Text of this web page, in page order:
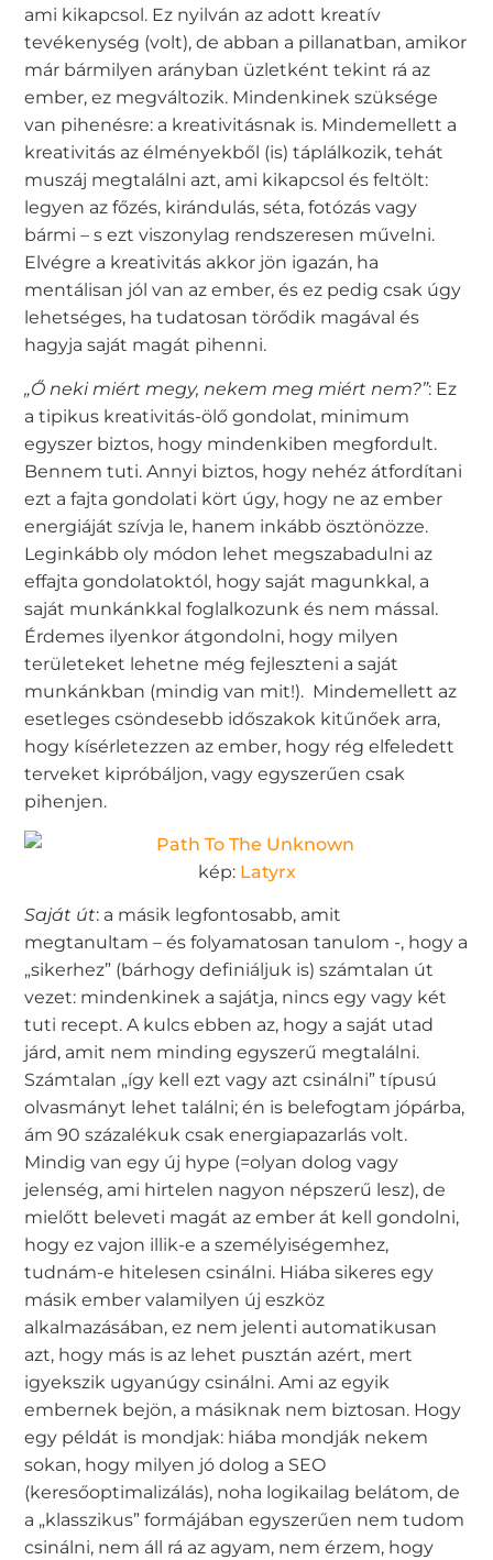
ami kikapcsol. Ez nyilván az adott kreatív
tevékenység (volt), de abban a pillanatban, amikor
már bármilyen arányban üzletként tekint rá az
ember, ez megváltozik. Mindenkinek szüksége
van pihenésre: a kreativitásnak is. Mindemellett a
kreativitás az élményekből (is) táplálkozik, tehát
muszáj megtalálni azt, ami kikapcsol és feltölt:
legyen az főzés, kirándulás, séta, fotózás vagy
bármi – s ezt viszonylag rendszeresen művelni.
Elvégre a kreativitás akkor jön igazán, ha
mentálisan jól van az ember, és ez pedig csak úgy
lehetséges, ha tudatosan törődik magával és
hagyja saját magát pihenni.
„Ő neki miért megy, nekem meg miért nem?”: Ez
a tipikus kreativitás-ölő gondolat, minimum
egyszer biztos, hogy mindenkiben megfordult.
Bennem tuti. Annyi biztos, hogy nehéz átfordítani
ezt a fajta gondolati kört úgy, hogy ne az ember
energiáját szívja le, hanem inkább ösztönözze.
Leginkább oly módon lehet megszabadulni az
effajta gondolatoktól, hogy saját magunkkal, a
saját munkánkkal foglalkozunk és nem mással.
Érdemes ilyenkor átgondolni, hogy milyen
területeket lehetne még fejleszteni a saját
munkánkban (mindig van mit!). Mindemellett az
esetleges csöndesebb időszakok kitűnőek arra,
hogy kísérletezzen az ember, hogy rég elfeledett
terveket kipróbáljon, vagy egyszerűen csak
pihenjen.
kép: Latyrx
Saját út: a másik legfontosabb, amit
megtanultam – és folyamatosan tanulom -, hogy a
„sikerhez” (bárhogy definiáljuk is) számtalan út
vezet: mindenkinek a sajátja, nincs egy vagy két
tuti recept. A kulcs ebben az, hogy a saját utad
járd, amit nem minding egyszerű megtalálni.
Számtalan „így kell ezt vagy azt csinálni” típusú
olvasmányt lehet találni; én is belefogtam jópárba,
ám 90 százalékuk csak energiapazarlás volt.
Mindig van egy új hype (=olyan dolog vagy
jelenség, ami hirtelen nagyon népszerű lesz), de
mielőtt beleveti magát az ember át kell gondolni,
hogy ez vajon illik-e a személyiségemhez,
tudnám-e hitelesen csinálni. Hiába sikeres egy
másik ember valamilyen új eszköz
alkalmazásában, ez nem jelenti automatikusan
azt, hogy más is az lehet pusztán azért, mert
igyekszik ugyanúgy csinálni. Ami az egyik
embernek bejön, a másiknak nem biztosan. Hogy
egy példát is mondjak: hiába mondják nekem
sokan, hogy milyen jó dolog a SEO
(keresőoptimalizálás), noha logikailag belátom, de
a „klasszikus” formájában egyszerűen nem tudom
csinálni, nem áll rá az agyam, nem érzem, hogy